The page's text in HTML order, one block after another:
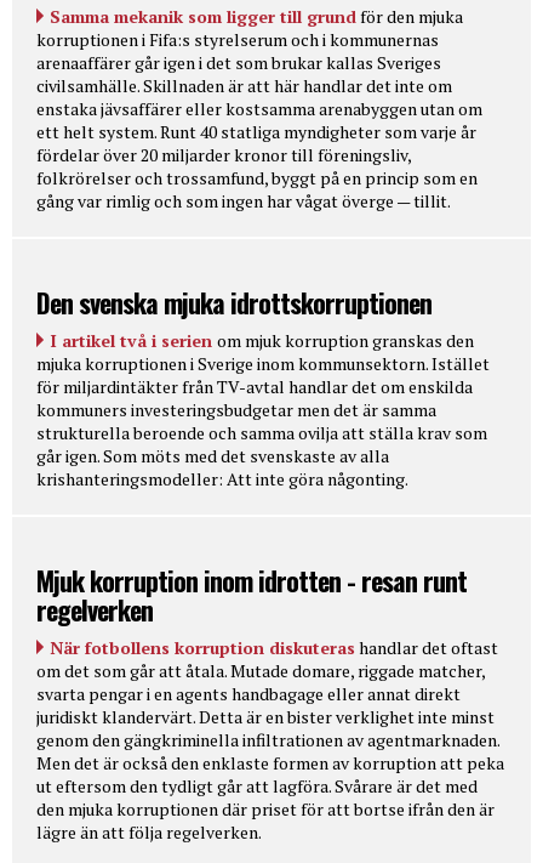
Samma mekanik som ligger till grundför den mjuka
korruptionen i Fifa:s styrelserum och i kommunernas
arenaaffärer går igen i det som brukar kallas Sveriges
civilsamhälle. Skillnaden är att här handlar det inte om
enstaka jävsaffärer eller kostsamma arenabyggen utan om
ett helt system. Runt 40 statliga myndigheter som varje år
fördelar över 20 miljarder kronor till föreningsliv,
folkrörelser och trossamfund, byggt på en princip som en
gång var rimlig och som ingen har vågat överge — tillit.
Den svenska mjuka idrottskorruptionen
I artikel två i serien om mjuk korruption granskas den
mjuka korruptionen i Sverige inom kommunsektorn. Istället
för miljardintäkter från TV-avtal handlar det om enskilda
kommuners investeringsbudgetar men det är samma
strukturella beroende och samma ovilja att ställa krav som
går igen. Som möts med det svenskaste av alla
krishanteringsmodeller: Att inte göra någonting.
Mjuk korruption inom idrotten - resan runt
regelverken
När fotbollens korruption diskuteras handlar det oftast
om det som går att åtala. Mutade domare, riggade matcher,
svarta pengar i en agents handbagage eller annat direkt
juridiskt klandervärt. Detta är en bister verklighet inte minst
genom den gängkriminella infiltrationen av agentmarknaden.
Men det är också den enklaste formen av korruption att peka
ut eftersom den tydligt går att lagföra. Svårare är det med
den mjuka korruptionen där priset för att bortse ifrån den är
lägre än att följa regelverken.